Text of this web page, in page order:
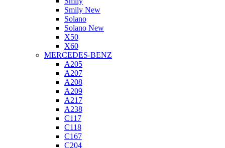
Smily New
Solano
Solano New
X50
X60
MERCEDES-BENZ
A205
A207
A208
A209
A217
A238
C117
C118
C167
C204